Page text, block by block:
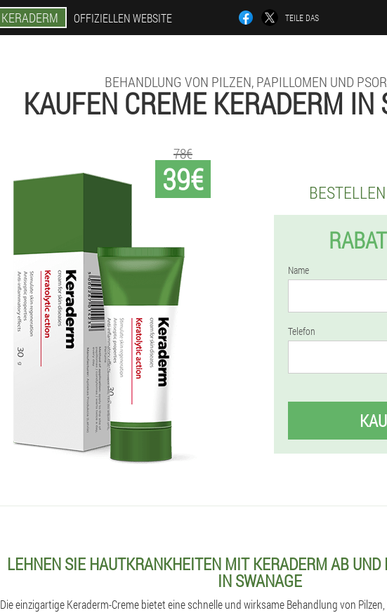
KERADERM OFFIZIELLEN WEBSITE TEILE DAS
BEHANDLUNG VON PILZEN, PAPILLOMEN UND
KAUFEN CREME KERADERM IN
39€
78€
Name
Telefon
LEHNEN SIE HAUTKRANKHEITEN MIT KERADERM AB UND
IN SWANAGE
Die einzigartige Keraderm-Creme bietet eine schnelle und wirksame Behandlung von